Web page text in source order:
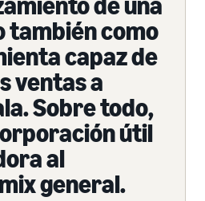
también como
capaz de
ventas a
Sobre todo,
útil
al
general.